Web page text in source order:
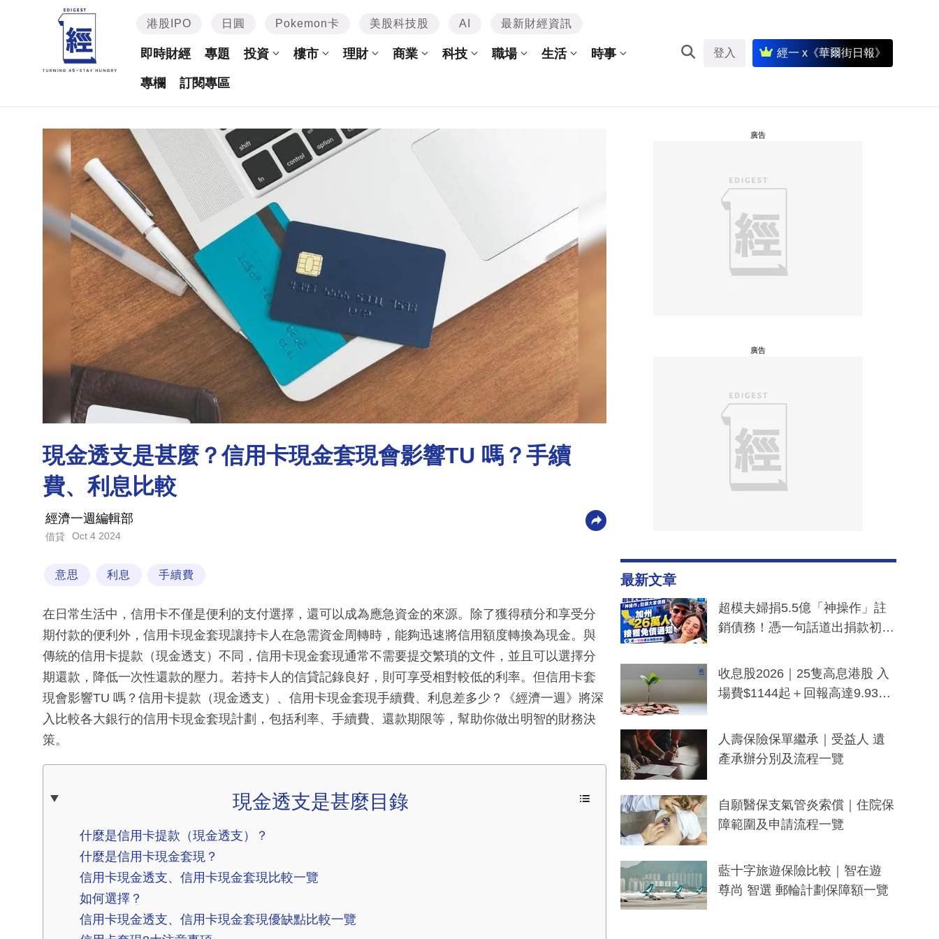
港股IPO 日圓 Pokemon卡 美股科技股 AI 最新財經資訊
即時財經 專題 投資 樓市 理財 商業 科技 職場 生活 時事
專欄 訂閱專區
登入 經一 x《華爾街日報》
現金透支是甚麼？信用卡現金套現會影響TU 嗎？手續
費、利息比較
經濟一週編輯部
借貸 Oct 4 2024
意思 利息 手續費
在日常生活中，信用卡不僅是便利的支付選擇，還可以成為應急資金的來源。除了獲得積分和享受分
期付款的便利外，信用卡現金套現讓持卡人在急需資金周轉時，能夠迅速將信用額度轉換為現金。與
傳統的信用卡提款（現金透支）不同，信用卡現金套現通常不需要提交繁瑣的文件，並且可以選擇分
期還款，降低一次性還款的壓力。若持卡人的信貸記錄良好，則可享受相對較低的利率。但信用卡套
現會影響TU 嗎？信用卡提款（現金透支）、信用卡現金套現手續費、利息差多少？《經濟一週》將深
入比較各大銀行的信用卡現金套現計劃，包括利率、手續費、還款期限等，幫助你做出明智的財務決
策。
現金透支是甚麼目錄
什麼是信用卡提款（現金透支）？
什麼是信用卡現金套現？
信用卡現金透支、信用卡現金套現比較一覽
如何選擇？
信用卡現金透支、信用卡現金套現優缺點比較一覽
廣告
廣告
最新文章
超模夫婦捐5.5億「神操作」註
銷債務！憑一句話道出捐款初
一度被誤當詐騙手段
收息股2026｜25隻高息港股 入
場費$1144起＋回報高達9.93
人壽保險保單繼承｜受益人 遺
產承辦分別及流程一覽
自願醫保支氣管炎索償｜住院保
障範圍及申請流程一覽
藍十字旅遊保險比較｜智在遊
尊尚 智選 郵輪計劃保障額一覽